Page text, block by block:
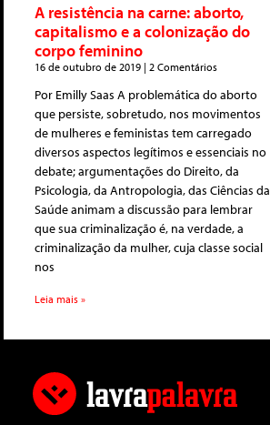
A resistência na carne: aborto,
capitalismo e a colonização do
corpo feminino
16 de outubro de 2019 2 Comentários
Por Emilly Saas A problemática do aborto
que persiste, sobretudo, nos movimentos
de mulheres e feministas tem carregado
diversos aspectos legítimos e essenciais no
debate; argumentações do Direito, da
Psicologia, da Antropologia, das Ciências da
Saúde animam a discussão para lembrar
que sua criminalização é, na verdade, a
criminalização da mulher, cuja classe social
nos
Leia mais »